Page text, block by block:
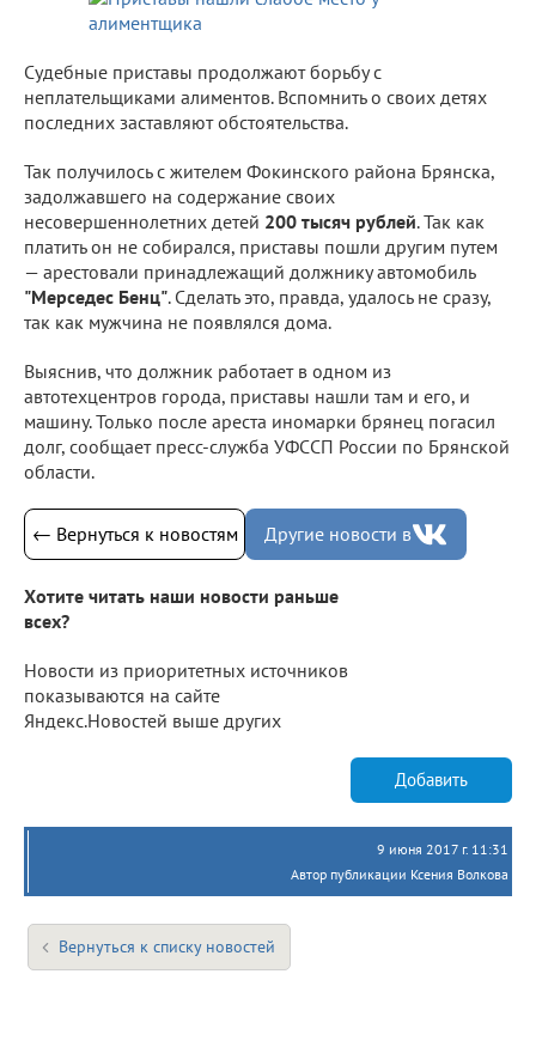
Судебные приставы продолжают борьбу с
неплательщиками алиментов. Вспомнить о своих детях
последних заставляют обстоятельства.
Так получилось с жителем Фокинского района Брянска,
задолжавшего на содержание своих
несовершеннолетних детей 200 тысяч рублей. Так как
платить он не собирался, приставы пошли другим путем
— арестовали принадлежащий должнику автомобиль
"Мерседес Бенц". Сделать это, правда, удалось не сразу,
так как мужчина не появлялся дома.
Выяснив, что должник работает в одном из
автотехцентров города, приставы нашли там и его, и
машину. Только после ареста иномарки брянец погасил
долг, сообщает пресс-служба УФССП России по Брянской
области.
← Вернуться к новостям Другие новости в
Хотите читать наши новости раньше
всех?
Новости из приоритетных источников
показываются на сайте
Яндекс.Новостей выше других
Добавить
9 июня 2017 г. 11:31
Автор публикации Ксения Волкова
Вернуться к списку новостей